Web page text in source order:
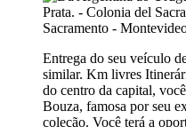
Entrega do seu veículo
similar. Km livres
do centro da capital,
Bouza, famosa por seu
coleção. Você terá a